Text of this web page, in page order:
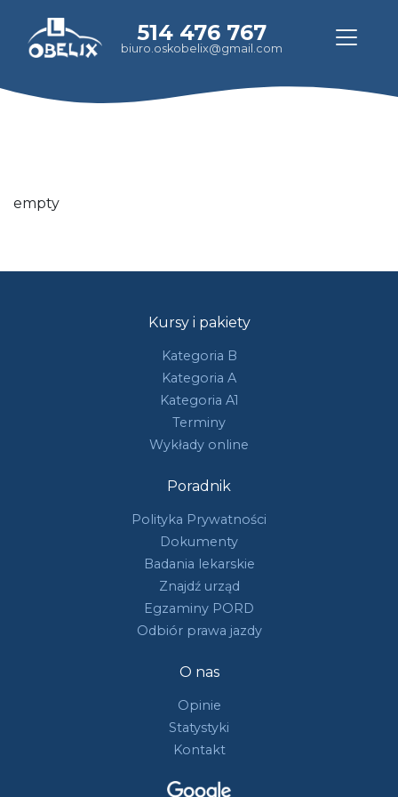
514 476 767
biuro.oskobelix@gmail.com
empty
Kursy i pakiety
Kategoria B
Kategoria A
Kategoria A1
Terminy
Wykłady online
Poradnik
Polityka Prywatności
Dokumenty
Badania lekarskie
Znajdź urząd
Egzaminy PORD
Odbiór prawa jazdy
O nas
Opinie
Statystyki
Kontakt